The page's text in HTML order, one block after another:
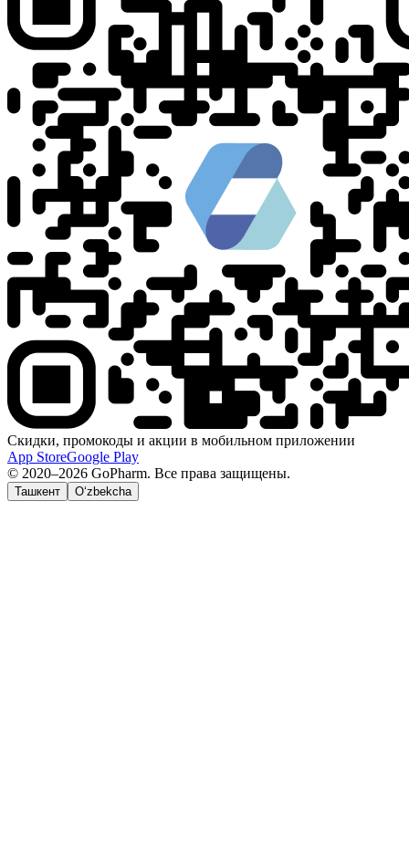
Скидки, промокоды и акции в мобильном приложении
App StoreGoogle Play
© 2020–2026 GoPharm. Все права защищены.
Ташкент O‘zbekcha